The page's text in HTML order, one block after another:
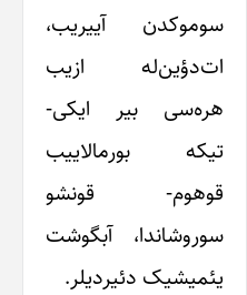
سوموکدن آییریب،
ات‌دؤین‌له ازیب
هره‌سی بیر ایکی-
تیکه بورمالاییب
قوهوم- قونشو
سوروشاندا، آبگوشت
یئمیشیک دئیردیلر.